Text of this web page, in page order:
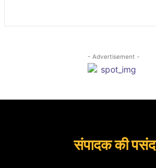
- Advertisement -
संपादक की पसंद